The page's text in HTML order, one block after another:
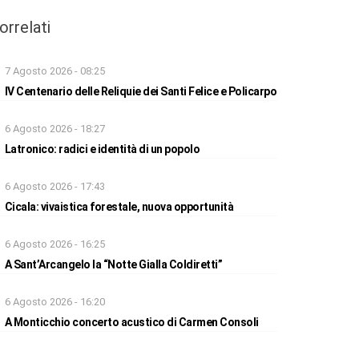
7 Agosto 2026 - 08:25
IV Centenario delle Reliquie dei Santi Felice e Policarpo
6 Agosto 2026 - 18:27
Latronico: radici e identità di un popolo
6 Agosto 2026 - 17:43
Cicala: vivaistica forestale, nuova opportunità
6 Agosto 2026 - 16:25
A Sant’Arcangelo la “Notte Gialla Coldiretti”
6 Agosto 2026 - 16:20
A Monticchio concerto acustico di Carmen Consoli